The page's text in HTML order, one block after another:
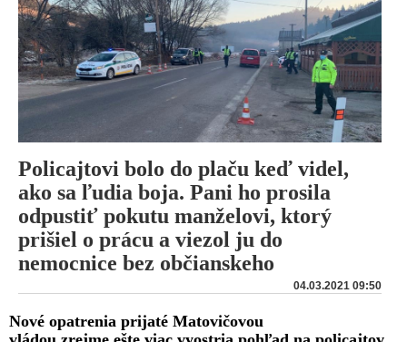
Policajtovi bolo do plaču keď videl,
ako sa ľudia boja. Pani ho prosila
odpustiť pokutu manželovi, ktorý
prišiel o prácu a viezol ju do
nemocnice bez občianskeho
04.03.2021 09:50
Nové opatrenia prijaté Matovičovou